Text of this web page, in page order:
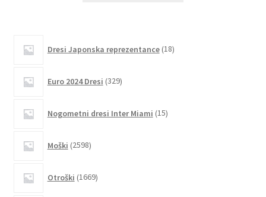
Dresi Japonska reprezentance 18izdelkov
Euro 2024 Dresi 329izdelkov
Nogometni dresi Inter Miami 15izdelkov
Moški 2598izdelkov
Otroški 1669izdelkov